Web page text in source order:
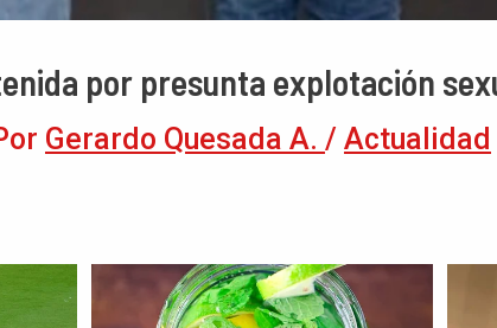
por presunta explotación
Gerardo Quesada A. / Actualidad